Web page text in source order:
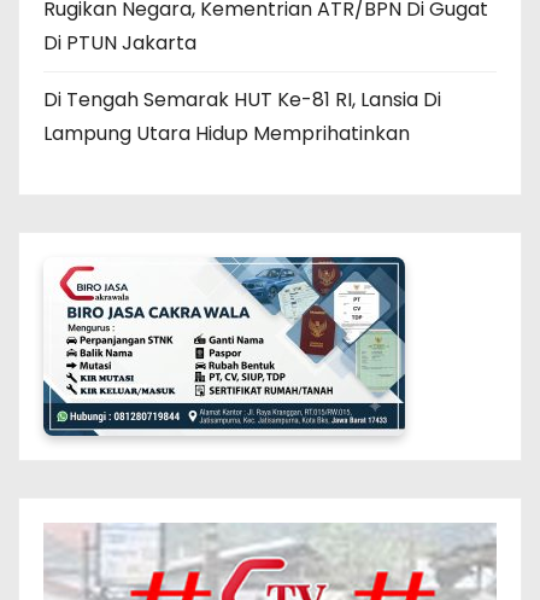
Rugikan Negara, Kementrian ATR/BPN Di Gugat
Di PTUN Jakarta
Di Tengah Semarak HUT Ke-81 RI, Lansia Di
Lampung Utara Hidup Memprihatinkan